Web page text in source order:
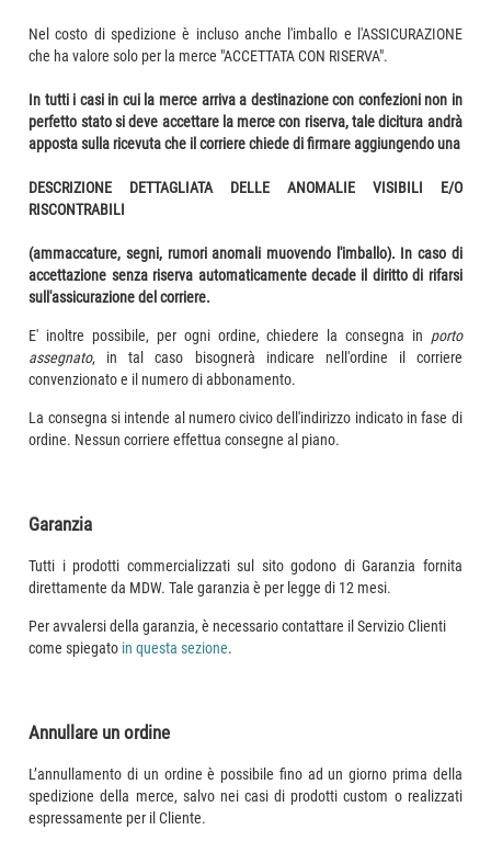
Nel costo di spedizione è incluso anche l'imballo e l'ASSICURAZIONE
che ha valore solo per la merce "ACCETTATA CON RISERVA".
In tutti i casi in cui la merce arriva a destinazione con confezioni non in
perfetto stato si deve accettare la merce con riserva, tale dicitura andrà
apposta sulla ricevuta che il corriere chiede di firmare aggiungendo una
DESCRIZIONE DETTAGLIATA DELLE ANOMALIE VISIBILI E/O
RISCONTRABILI
(ammaccature, segni, rumori anomali muovendo l'imballo). In caso di
accettazione senza riserva automaticamente decade il diritto di rifarsi
sull'assicurazione del corriere.
E' inoltre possibile, per ogni ordine, chiedere la consegna in porto
assegnato, in tal caso bisognerà indicare nell'ordine il corriere
convenzionato e il numero di abbonamento.
La consegna si intende al numero civico dell'indirizzo indicato in fase di
ordine. Nessun corriere effettua consegne al piano.
Garanzia
Tutti i prodotti commercializzati sul sito godono di Garanzia fornita
direttamente da MDW. Tale garanzia è per legge di 12 mesi.
Per avvalersi della garanzia, è necessario contattare il Servizio Clienti
come spiegato in questa sezione.
Annullare un ordine
L’annullamento di un ordine è possibile fino ad un giorno prima della
spedizione della merce, salvo nei casi di prodotti custom o realizzati
espressamente per il Cliente.